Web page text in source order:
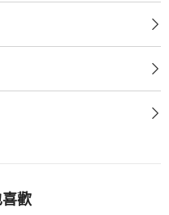
歡